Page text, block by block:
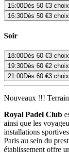
15:00Dès 50 €3 choix
16:30Dès 50 €3 choix
Soir
18:00Dès 60 €3 choix
19:30Dès 60 €2 choix
21:00Dès 60 €3 choix
Nouveaux !!!
Royal Padel Club
ainsi que les
installations
Paris au sein du
établissement offre